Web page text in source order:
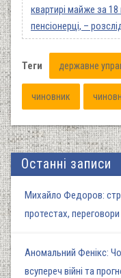
квартирі майже за
пенсіонерці, –
Теги державне
чиновник
Останні записи
Михайло Федоров:
протестах,
Аномальний Фенікс:
всупереч війні та